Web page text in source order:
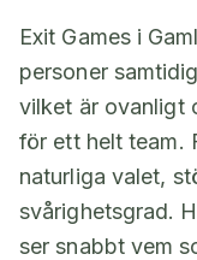
Exit Games i
personer
vilket är ovanligt
för ett helt team.
naturliga valet,
svårighetsgrad.
ser snabbt vem